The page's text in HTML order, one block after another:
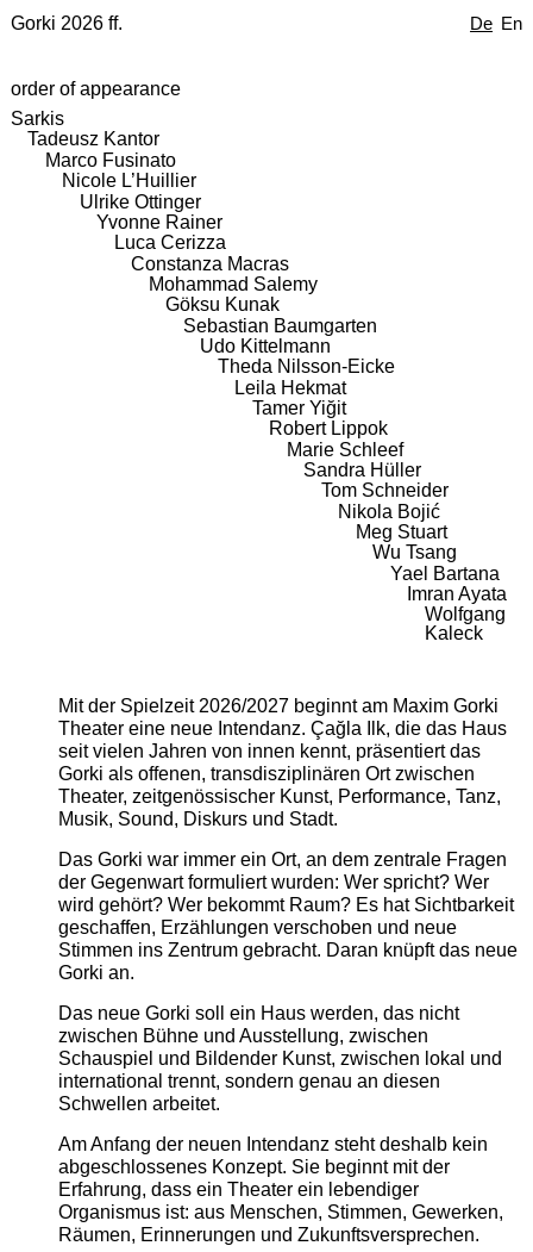
De En
Gorki 2026 ff.
order of appearance
Sarkis
Tadeusz Kantor
Marco Fusinato
Nicole L’Huillier
Ulrike Ottinger
Yvonne Rainer
Luca Cerizza
Constanza Macras
Mohammad Salemy
Göksu Kunak
Sebastian Baumgarten
Udo Kittelmann
Theda Nilsson-Eicke
Leila Hekmat
Tamer Yiğit
Robert Lippok
Marie Schleef
Sandra Hüller
Tom Schneider
Nikola Bojić
Meg Stuart
Wu Tsang
Yael Bartana
Imran Ayata
Wolfgang
Kaleck
Mit der Spielzeit 2026/2027 beginnt am Maxim Gorki
Theater eine neue Intendanz. Çağla Ilk, die das Haus
seit vielen Jahren von innen kennt, präsentiert das
Gorki als offenen, transdisziplinären Ort zwischen
Theater, zeitgenössischer Kunst, Performance, Tanz,
Musik, Sound, Diskurs und Stadt.
Das Gorki war immer ein Ort, an dem zentrale Fragen
der Gegenwart formuliert wurden: Wer spricht? Wer
wird gehört? Wer bekommt Raum? Es hat Sichtbarkeit
geschaffen, Erzählungen verschoben und neue
Stimmen ins Zentrum gebracht. Daran knüpft das neue
Gorki an.
Das neue Gorki soll ein Haus werden, das nicht
zwischen Bühne und Ausstellung, zwischen
Schauspiel und Bildender Kunst, zwischen lokal und
international trennt, sondern genau an diesen
Schwellen arbeitet.
Am Anfang der neuen Intendanz steht deshalb kein
abgeschlossenes Konzept. Sie beginnt mit der
Erfahrung, dass ein Theater ein lebendiger
Organismus ist: aus Menschen, Stimmen, Gewerken,
Räumen, Erinnerungen und Zukunftsversprechen.